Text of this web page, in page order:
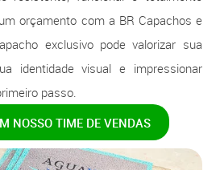
orçamento com a BR Capachos e
exclusivo pode valorizar sua
identidade visual e impressionar
passo.
NOSSO TIME DE VENDAS